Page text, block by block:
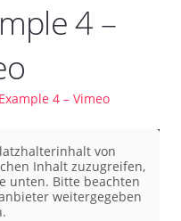
4 –
4 – Vimeo
von
Inhalt zuzugreifen,
unten. Bitte beachten
weitergegeben